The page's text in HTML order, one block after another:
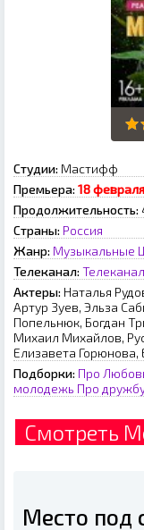
Студии: Мастифф
Премьера: 18
Продолжительность:
Страны: Россия
Жанр: Музыкальные
Телеканал:
Актеры: Наталья
Артур Зуев, Эльза
Попельнюк, Богдан
Михаил Михайлов,
Елизавета Горюнова,
Подборки: Про
молодежь Про
Смотреть
Место под